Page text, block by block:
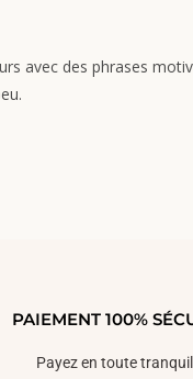
avec des phrases
PAIEMENT 100%
Payez en toute